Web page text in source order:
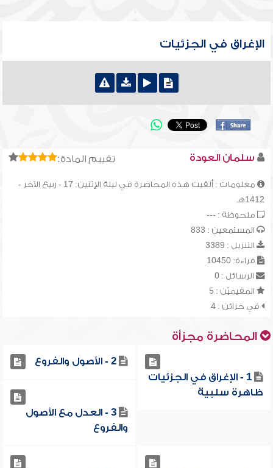
الإغراق في الجزئيات
تقييم المادة: سلمان العودة
معلومات : ألقيت هذه المحاضرة في ليلة الإثنين: 17 - ربيع الآخر -
1412هـ
ملحوظة : ---
المستمعين : 833
التنزيل : 3389
قراءة: 10450
الرسائل : 0
المقيميّن : 5
في خزائن : 4
المحاضرة مجزأة
1 - الإغراق في الجزئيات
ظاهرة سلبية
2 - الأصول والفروع
3 - العدل مع الأصول
والفروع